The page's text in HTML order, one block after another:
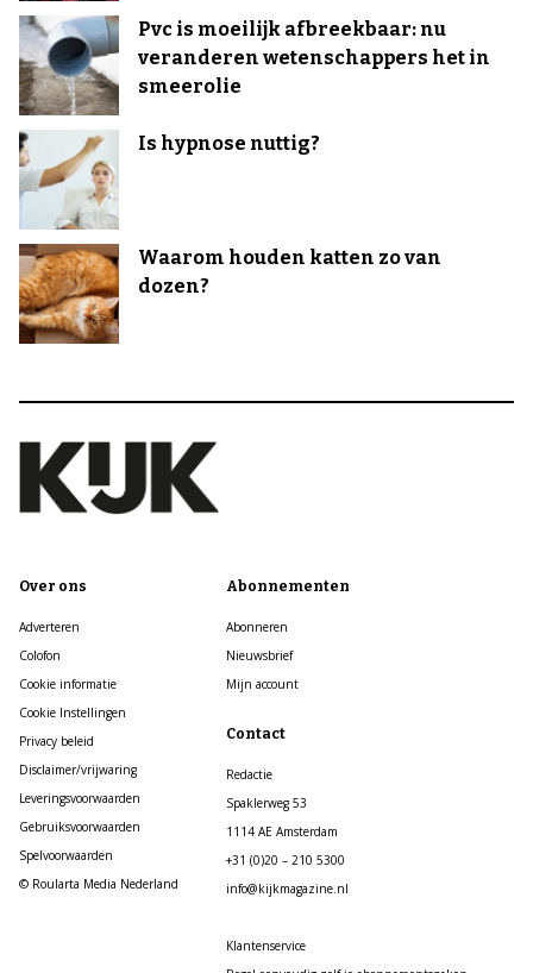
Pvc is moeilijk afbreekbaar: nu
veranderen wetenschappers het in
smeerolie
Is hypnose nuttig?
Waarom houden katten zo van
dozen?
Over ons
Adverteren
Colofon
Cookie informatie
Cookie Instellingen
Privacy beleid
Disclaimer/vrijwaring
Leveringsvoorwaarden
Gebruiksvoorwaarden
Spelvoorwaarden
© Roularta Media Nederland
Abonnementen
Abonneren
Nieuwsbrief
Mijn account
Contact
Redactie
Spaklerweg 53
1114 AE Amsterdam
+31 (0)20 – 210 5300
info@kijkmagazine.nl
Klantenservice